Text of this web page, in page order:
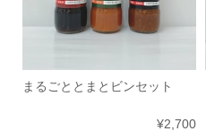
まるごととまとビンセット
¥2,700